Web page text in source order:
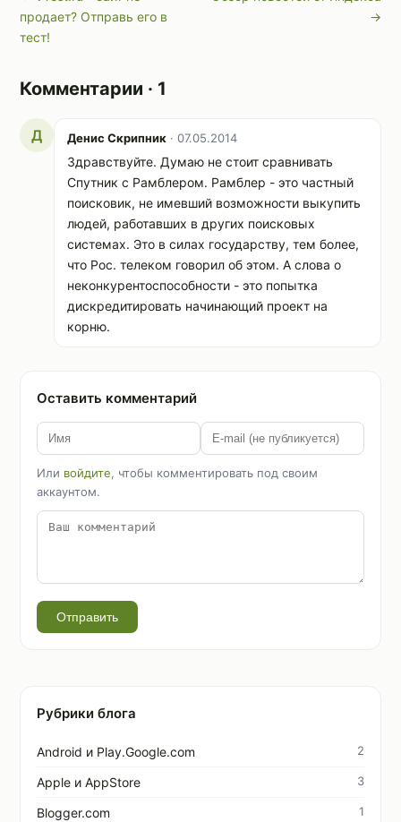
продает? Отправь его в
тест!
→
Комментарии · 1
Д Денис Скрипник · 07.05.2014
Здравствуйте. Думаю не стоит сравнивать
Спутник с Рамблером. Рамблер - это частный
поисковик, не имевший возможности выкупить
людей, работавших в других поисковых
системах. Это в силах государству, тем более,
что Рос. телеком говорил об этом. А слова о
неконкурентоспособности - это попытка
дискредитировать начинающий проект на
корню.
Оставить комментарий
Или войдите, чтобы комментировать под своим
аккаунтом.
Отправить
Рубрики блога
Android и Play.Google.com 2
Apple и AppStore 3
Blogger.com 1